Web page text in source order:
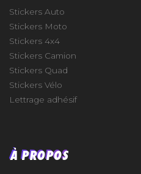
Stickers Auto
Stickers Moto
Stickers 4x4
Stickers Camion
Stickers Quad
Stickers Vélo
Lettrage adhésif
À PROPOS